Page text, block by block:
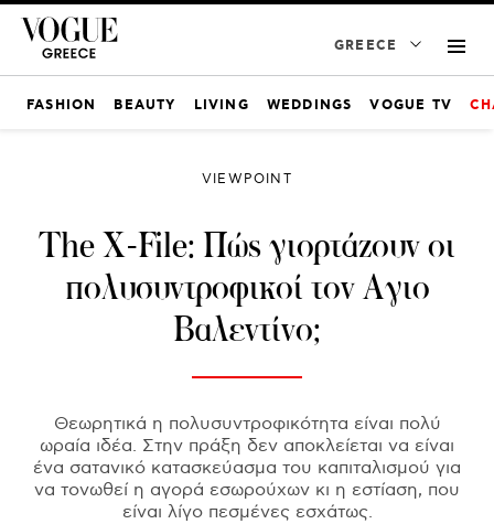
GREECE
FASHION BEAUTY LIVING WEDDINGS VOGUE TV
VIEWPOINT
The X-File: Πώς γιορτάζουν οι
πολυσυντροφικοί τον Αγιο
Βαλεντίνο;
Θεωρητικά η πολυσυντροφικότητα είναι πολύ
ωραία ιδέα. Στην πράξη δεν αποκλείεται να είναι
ένα σατανικό κατασκεύασμα του καπιταλισμού για
να τονωθεί η αγορά εσωρούχων κι η εστίαση, που
είναι λίγο πεσμένες εσχάτως.